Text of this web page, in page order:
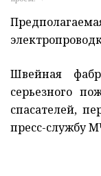
Швейная
серьезного
спасателей,
пресс-службу